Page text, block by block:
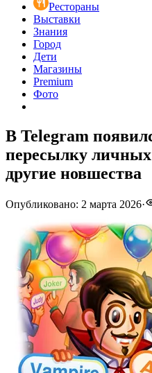
Рестораны
Выставки
Знания
Город
Дети
Магазины
Premium
Фото
В Telegram
пересылку
другие новшества
Опубликовано: 2 марта 2026·